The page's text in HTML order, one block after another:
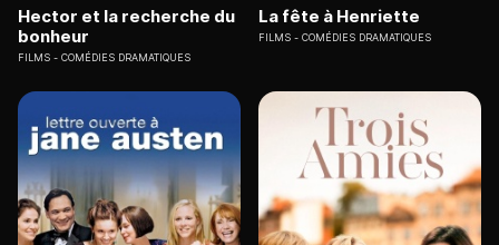
Hector et la recherche du
bonheur
FILMS COMÉDIES DRAMATIQUES
La fête à Henriette
FILMS COMÉDIES DRAMATIQUES